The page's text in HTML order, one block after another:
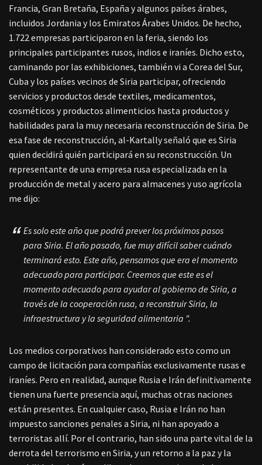
Francia, Gran Bretaña, España y algunos países árabes,
incluidos Jordania y los Emiratos Árabes Unidos. De hecho,
1.722 empresas participaron en la feria, siendo los
principales participantes rusos, indios e iraníes. Dicho esto,
caminando por las exhibiciones, también vi a Corea del Sur,
Cuba y los países vecinos de Siria participar, ofreciendo
servicios y productos desde textiles, medicamentos,
cosméticos y productos alimenticios hasta productos y
habilidades para la muy necesaria reconstrucción de Siria. De
esa fase de reconstrucción, al-Kartally señaló que es Siria
quien decidirá quién participará en su reconstrucción. Un
representante de una empresa rusa especializada en la
producción de metal y acero para almacenes y uso agrícola
me dijo:
Es solo este año que podrá prever los próximos pasos
para Siria. El año pasado, fue muy difícil saber cuándo
terminará esto. Este año, pensamos que era el momento
adecuado para participar. Creemos que este es el
momento adecuado para ayudar al gobierno de Siria, a
través de la cooperación rusa, a reconstruir Siria, la
infraestructura y la seguridad alimentaria ".
Los medios corporativos han considerado esto como un
campo de licitación para compañías exclusivamente rusas e
iraníes. Pero en realidad, aunque Rusia e Irán definitivamente
tienen una fuerte presencia aquí, muchas otras naciones
están presentes. En cualquier caso, Rusia e Irán no han
impuesto sanciones penales a Siria, ni han apoyado a
terroristas allí. Por el contrario, han sido una parte vital de la
derrota del terrorismo en Siria, y un retorno a la paz y la